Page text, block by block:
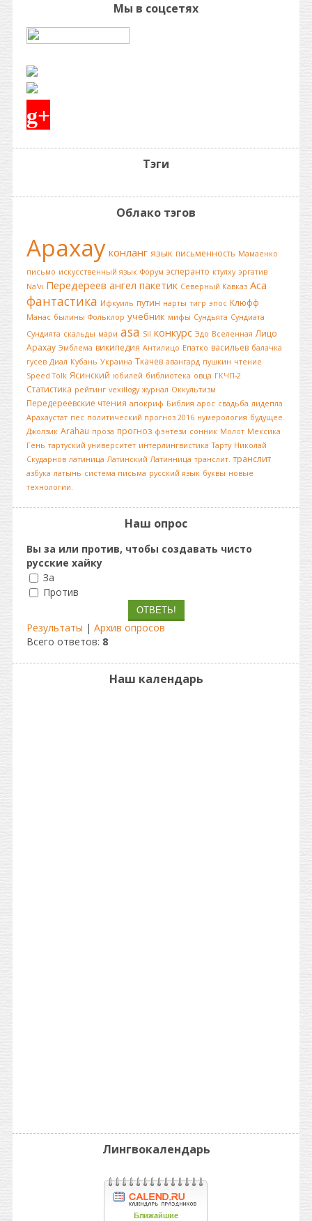
Мы в соцсетях
g+
Тэги
Облако тэгов
Арахау конланг язык письменность Мамаенко
письмо искусственный язык Форум эсперанто ктулху эргатив
Na'vi Передереев ангел пакетик Северный Кавказ Аса
фантастика Ифкуиль путин нарты тигр эпос Клюфф
Манас былины Фольклор учебник мифы Сундьята Сундиата
Сундията скальды мари asa Sil конкурс Эдо Вселенная Лицо
Арахау Эмблема википедия Антилицо Епатко васильев балачка
гусев Диал Кубань Украина Ткачев авангард пушкин чтение
Speed Tolk Ясинский юбилей библиотека овца ГКЧП-2
Статистика рейтинг vexillogy журнал Оккультизм
Передереевские чтения апокриф Библия арос свадьба лидепла
Арахаустат пес политический прогноз 2016 нумерология будущее.
Джолзик Arahau проза прогноз фэнтези сонник Молот Мексика
Гень тартуский университет интерлингвистика Тарту Николай
Скударнов латиница Латинский Латинница транслит. транслит
азбука латынь система письма русский язык буквы новые
технологии.
Наш опрос
Вы за или против, чтобы создавать чисто
русские хайку
За
Против
Результаты | Архив опросов
Всего ответов: 8
Наш календарь
Лингвокалендарь